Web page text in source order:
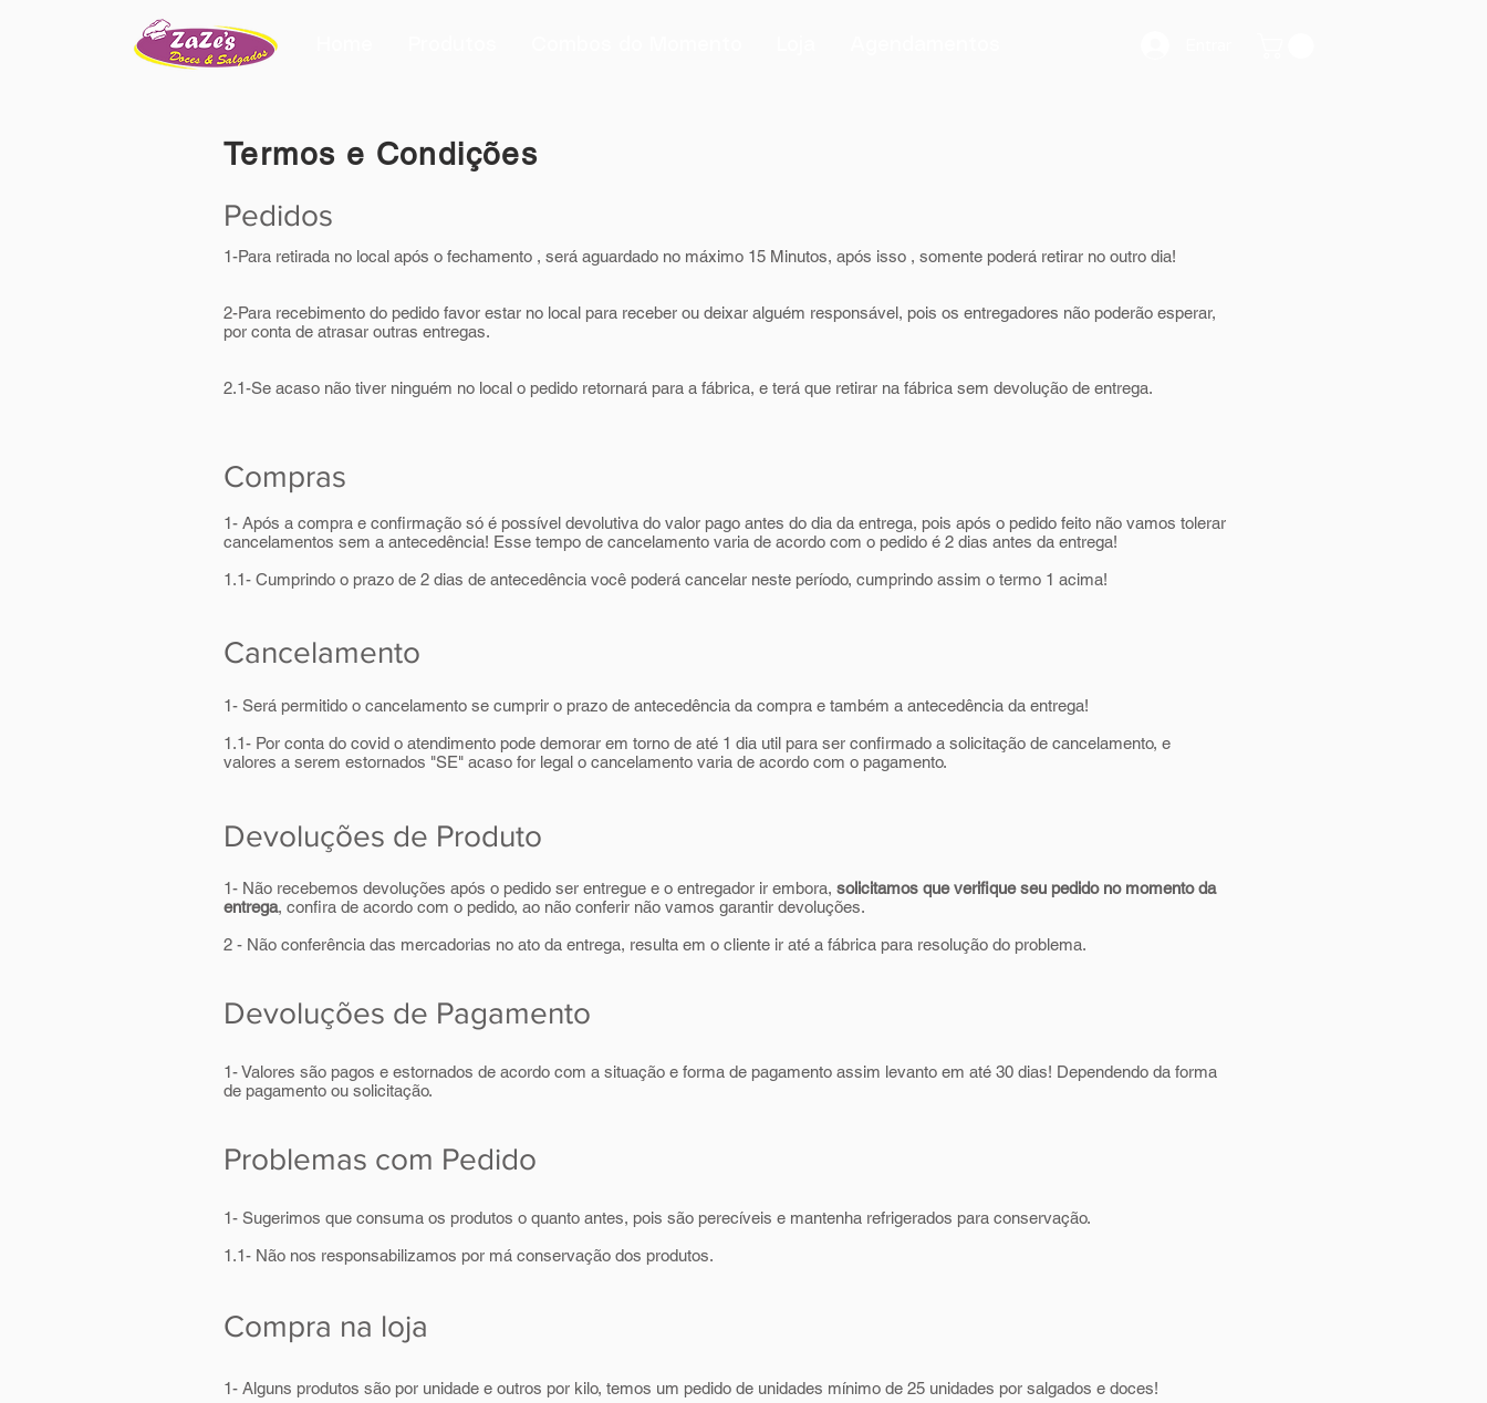
Termos e Condições
Pedidos
1-Para retirada no local após o fechamento , será aguardado no máximo 15 Minutos, após isso , somente poderá retirar no outro dia!
2-Para recebimento do pedido favor estar no local para receber ou deixar alguém responsável, pois os entregadores não poderão esperar,
por conta de atrasar outras entregas.
2.1-Se acaso não tiver ninguém no local o pedido retornará para a fábrica, e terá que retirar na fábrica sem devolução de entrega.
Compras
1- Após a compra e confirmação só é possível devolutiva do valor pago antes do dia da entrega, pois após o pedido feito não vamos tolerar
cancelamentos sem a antecedência! Esse tempo de cancelamento varia de acordo com o pedido é 2 dias antes da entrega!
1.1- Cumprindo o prazo de 2 dias de antecedência você poderá cancelar neste período, cumprindo assim o termo 1 acima!
Cancelamento
1- Será permitido o cancelamento se cumprir o prazo de antecedência da compra e também a antecedência da entrega!
1.1- Por conta do covid o atendimento pode demorar em torno de até 1 dia util para ser confirmado a solicitação de cancelamento, e
valores a serem estornados "SE" acaso for legal o cancelamento varia de acordo com o pagamento.
Devoluções de Produto
1- Não recebemos devoluções após o pedido ser entregue e o entregador ir embora, solicitamos que verifique seu pedido no momento da
entrega, confira de acordo com o pedido, ao não conferir não vamos garantir devoluções.
2 - Não conferência das mercadorias no ato da entrega, resulta em o cliente ir até a fábrica para resolução do problema.
Devoluções de Pagamento
1- Valores são pagos e estornados de acordo com a situação e forma de pagamento assim levanto em até 30 dias! Dependendo da forma
de pagamento ou solicitação.
Problemas com Pedido
1- Sugerimos que consuma os produtos o quanto antes, pois são perecíveis e mantenha refrigerados para conservação.
1.1- Não nos responsabilizamos por má conservação dos produtos.
Compra na loja
1- Alguns produtos são por unidade e outros por kilo, temos um pedido de unidades mínimo de 25 unidades por salgados e doces!